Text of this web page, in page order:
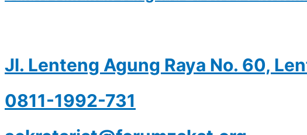
Jl. Lenteng Agung Raya No. 60,
0811-1992-731